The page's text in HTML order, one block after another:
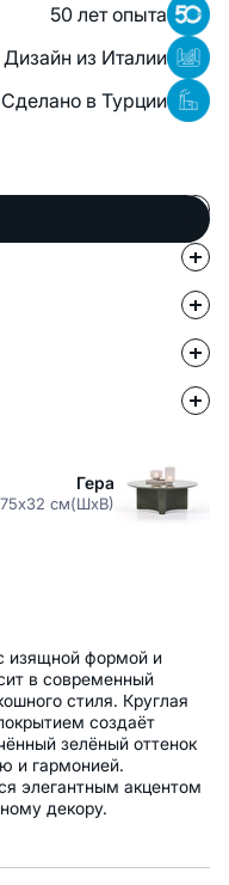
50 лет опыта
Дизайн из Италии
Сделано в Турции
Гера
см(ШxВ)
изящной формой и
в современный
стиля. Круглая
создаёт
зелёный оттенок
и гармонией.
элегантным акцентом
декору.